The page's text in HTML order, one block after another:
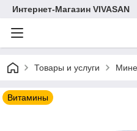
Интернет-Магазин VIVASAN
Товары и услуги
Витамины